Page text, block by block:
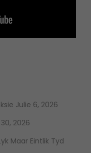
Julie 6, 2026
2026
Maar Eintlik Tyd